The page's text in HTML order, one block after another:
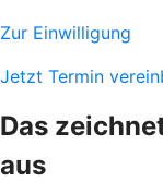
Zur Einwilligung
Jetzt Termin
Das
aus